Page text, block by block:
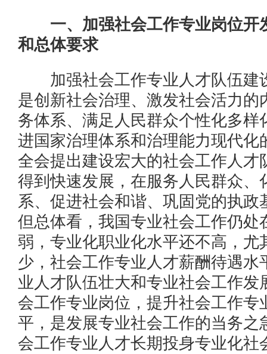
一、加强社会工作专业岗位开
和总体要求
加强社会工作专业人才队伍建
是创新社会治理、激发社会活力
务体系、满足人民群众个性化多
进国家治理体系和治理能力现代
全会提出建设宏大的社会工作人
得到快速发展，在服务人民群众
系、促进社会和谐、巩固党的执
但总体看，我国专业社会工作仍
弱，专业化职业化水平还不高，
少，社会工作专业人才薪酬待遇
业人才队伍壮大和专业社会工作
会工作专业岗位，提升社会工作
平，是发展专业社会工作的当务
会工作专业人才长期投身专业化